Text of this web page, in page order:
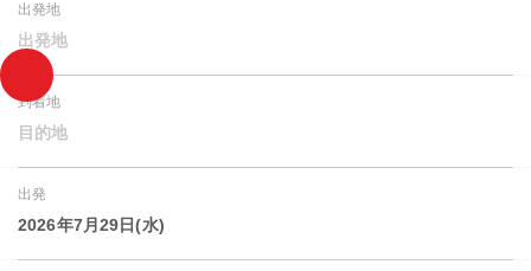
出発地
出発地
到着地
目的地
出発
2026年7月29日(水)